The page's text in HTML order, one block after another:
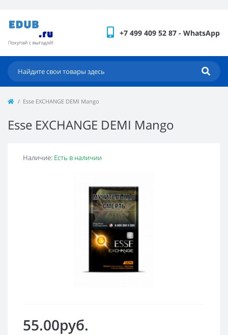
+7 499 409 52 87 - WhatsApp
Esse EXCHANGE DEMI Mango
Esse EXCHANGE DEMI Mango
Наличие: Есть в наличии
55.00руб.